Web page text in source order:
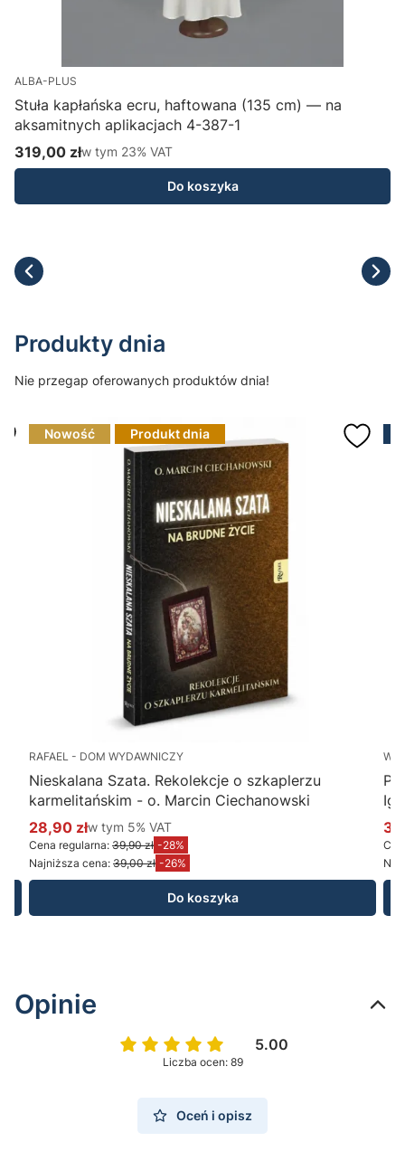
ALBA-PLUS
Stuła kapłańska ecru, haftowana (135 cm) — na
aksamitnych aplikacjach 4-387-1
Cena brutto
319,00 złw tym %s VAT
w tym 23% VAT
Do koszyka
Produkty dnia
Nie przegap oferowanych produktów dnia!
Nowość Produkt dnia
RAFAEL - DOM WYDAWNICZY
Nieskalana Szata. Rekolekcje o szkaplerzu
karmelitańskim - o. Marcin Ciechanowski
Cena promocyjna brutto
28,90 złw tym %s VAT
w tym 5% VAT
Cena regularna: 39,90 zł -28%
Najniższa cena: 39,00 zł -26%
Do koszyka
Opinie
5.00
Liczba ocen: 89
Oceń i opisz